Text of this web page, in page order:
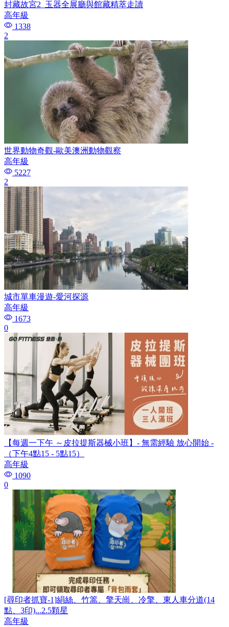
封藏故宮2_玉器全展廳與館藏精萃走讀
高年級
1338
2
世界動物奇觀-歐美澳洲動物觀察
高年級
5227
2
城市單車漫遊-愛河探源
高年級
1673
0
【每週一下午 ～皮拉提斯器械小班】- 無需經驗 放心開始 -
（下午4點15 - 5點15）
高年級
1090
0
[尋印者抓寶-1]絹絲、竹篙、擎天崗、冷擎、東人車分道(14
點、3印)...2.5顆星
高年級